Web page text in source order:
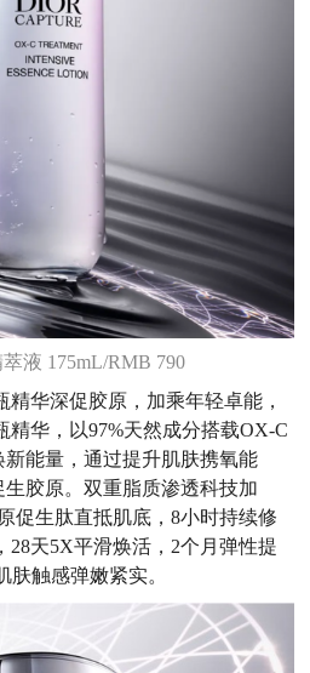
液 175mL/RMB 790
华深促胶原，加乘年轻卓能，
精华，以97%天然成分搭载OX-C
新能量，通过提升肌肤携氧能
胶原。双重脂质渗透科技加
促生肽直抵肌底，8小时持续修
28天5X平滑焕活，2个月弹性提
肤触感弹嫩紧实。